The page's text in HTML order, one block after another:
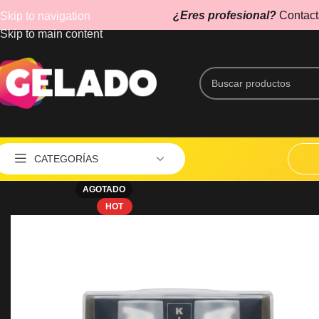
Skip to navigation
Skip to main content
¿Eres profesional?
CATEGORÍAS
Lupas y Lámparas UV
MÁQUINAS DE CORTE AG
AGOTADO
HOT